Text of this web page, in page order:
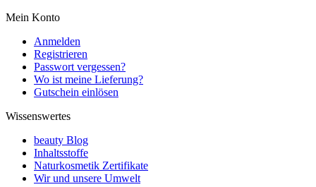
Mein Konto
Anmelden
Registrieren
Passwort vergessen?
Wo ist meine Lieferung?
Gutschein einlösen
Wissenswertes
beauty Blog
Inhaltsstoffe
Naturkosmetik Zertifikate
Wir und unsere Umwelt